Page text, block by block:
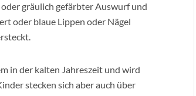
gräulich gefärbter Auswurf und
oder blaue Lippen oder Nägel
in der kalten Jahreszeit und wird
stecken sich aber auch über